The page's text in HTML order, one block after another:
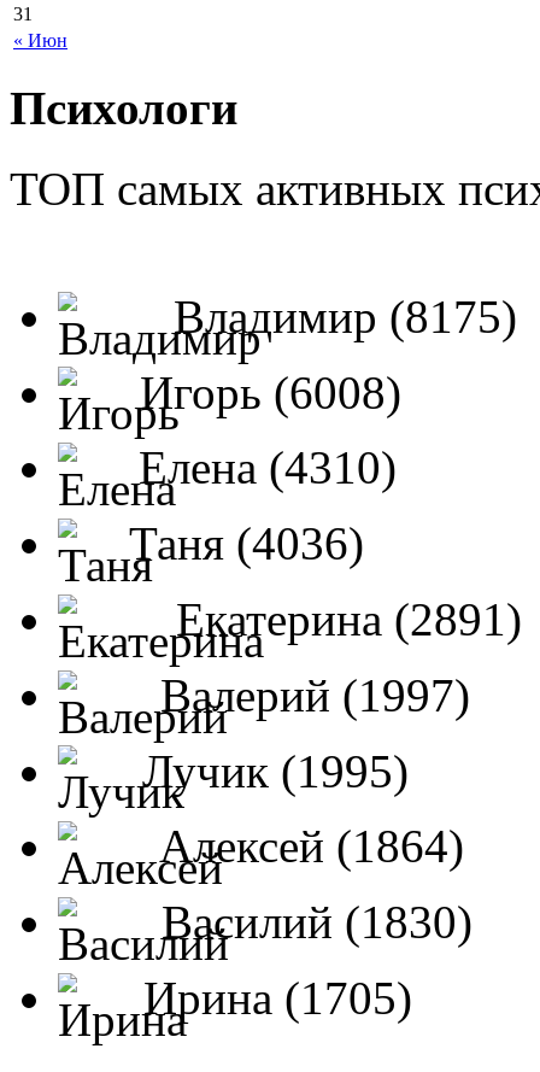
« Июн
31
Психологи
ТОП самых активных
Владимир (8175)
Игорь (6008)
Елена (4310)
Таня (4036)
Екатерина (2891)
Валерий (1997)
Лучик (1995)
Алексей (1864)
Василий (1830)
Ирина (1705)